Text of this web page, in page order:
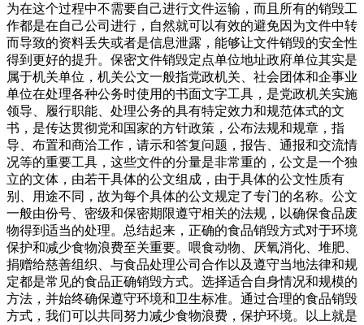
为在这个过程中不需要自己进行文件运输，而且所有的销毁工
作都是在自己公司进行，自然就可以有效的避免因为文件中转
而导致的资料丢失或者是信息泄露，能够让文件销毁的安全性
得到更好的提升。保密文件销毁定点单位地址政府单位其实是
属于机关单位，机关公文一般指党政机关、社会团体和企事业
单位在处理各种公务时使用的书面文字工具，是党政机关实施
领导、履行职能、处理公务的具有特定效力和规范体式的文
书，是传达贯彻党和国家的方针政策，公布法规和规章，指
导、布置和商洽工作，请示和答复问题，报告、通报和交流情
况等的重要工具，这些文件的分量是非常重的，公文是一个独
立的文体，由若干具体的公文组成，由于具体的公文性质有
别、用途不同，故为每个具体的公文规定了专门的名称。公文
一般由份号、密级和保密期限遵守相关的法规，以确保食品废
物得到适当的处理。总结起来，正确的食品销毁方式对于环境
保护和减少食物浪费至关重要。喂食动物、厌氧消化、堆肥、
捐赠给慈善组织、与食品处理公司合作以及遵守当地法律和规
定都是常见的食品正确销毁方式。选择适合自身情况和规模的
方法，并始终确保遵守环境和卫生标准。通过合理的食品销毁
方式，我们可以共同努力减少食物浪费，保护环境。以上就是